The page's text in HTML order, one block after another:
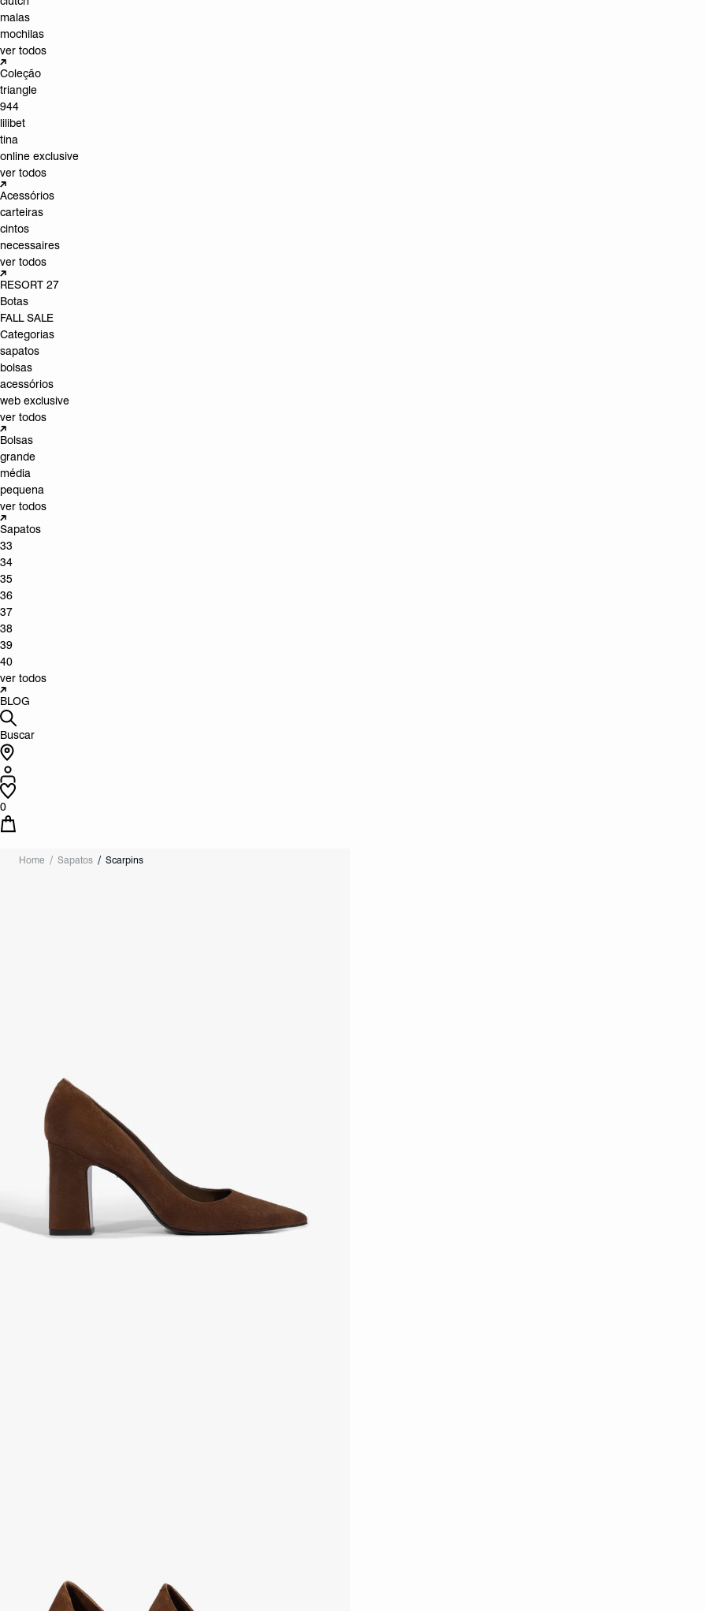
malas
mochilas
ver todos
Coleção
triangle
944
lilibet
tina
online exclusive
ver todos
Acessórios
carteiras
cintos
necessaires
ver todos
RESORT 27
Botas
FALL SALE
Categorias
sapatos
bolsas
acessórios
web exclusive
ver todos
Bolsas
grande
média
pequena
ver todos
Sapatos
33
34
35
36
37
38
39
40
ver todos
BLOG
Buscar
0
Home Sapatos Scarpins